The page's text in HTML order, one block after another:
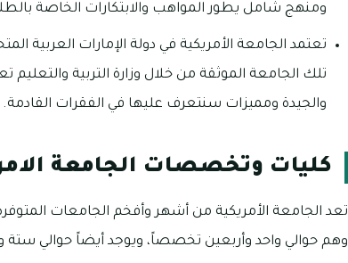
ومنهج شامل يطور المواهب والابتكارات الخاصة
تعتمد الجامعة الأمريكية في دولة الإمارات العربية
تلك الجامعة الموثقة من خلال وزارة التربية
والجيدة ومميزات سنتعرف عليها في الفقرات القادمة.
كليات وتخصصات الجامعة
تعد الجامعة الأمريكية من أشهر وأفخم الجامعات
وهم حوالي واحد وأربعين تخصصاً، ويوجد أيضاً حوالي